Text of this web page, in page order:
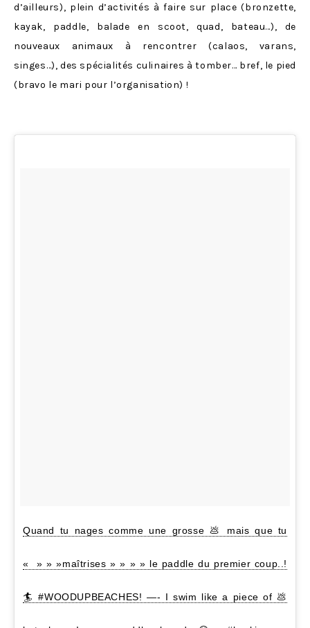
d’ailleurs), plein d’activités à faire sur place (bronzette,
kayak, paddle, balade en scoot, quad, bateau…), de
nouveaux animaux à rencontrer (calaos, varans,
singes…), des spécialités culinaires à tomber… bref, le pied
(bravo le mari pour l’organisation) !
Quand tu nages comme une grosse 💩 mais que tu
« » » »maîtrises » » » » le paddle du premier coup..!
🏄 #WOODUPBEACHES! —- I swim like a piece of 💩